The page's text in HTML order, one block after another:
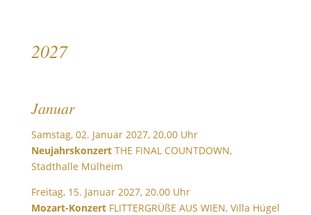
2027
Januar
Samstag, 02. Januar 2027, 20.00 Uhr
NeujahrskonzertTHE FINAL COUNTDOWN,
Stadthalle Mülheim
Freitag, 15. Januar 2027, 20.00 Uhr
Mozart-KonzertFLITTERGRÜßE AUS WIEN, Villa Hügel